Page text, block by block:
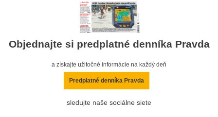
Objednajte si predplatné denníka Pravda
a získajte užitočné informácie na každý deň
Predplatné denníka Pravda
sledujte naše sociálne siete